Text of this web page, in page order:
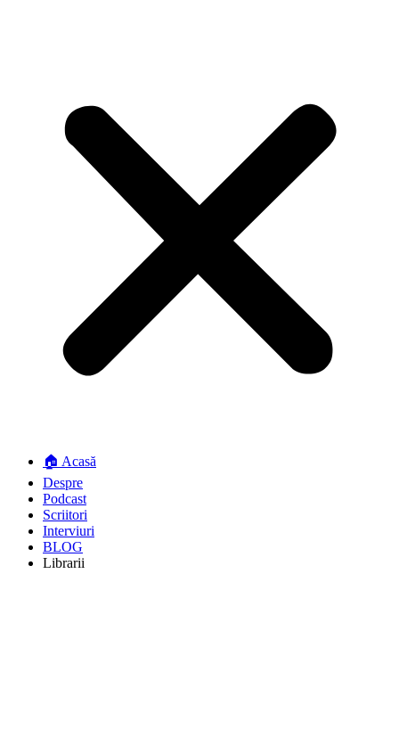
🏠 Acasă
Despre
Podcast
Scriitori
Interviuri
BLOG
Librarii